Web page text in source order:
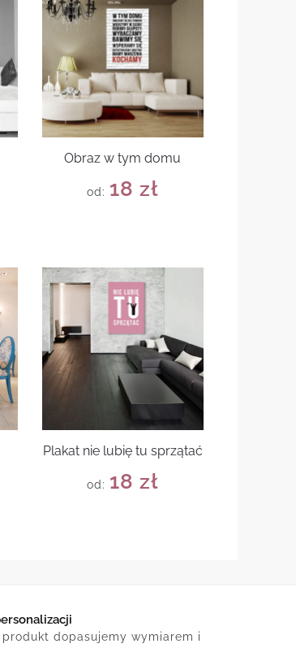
Obraz w tym domu
od: 18zł
Plakat nie lubię tu sprzątać
od: 18zł
produkt dopasujemy wymiarem i